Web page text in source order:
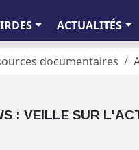
ACTUALITÉS
documentaires
: VEILLE SUR